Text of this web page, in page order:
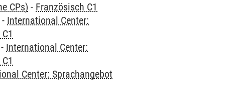
CPs) - Französisch C1
- International Center:
- International Center:
Center: Sprachangebot